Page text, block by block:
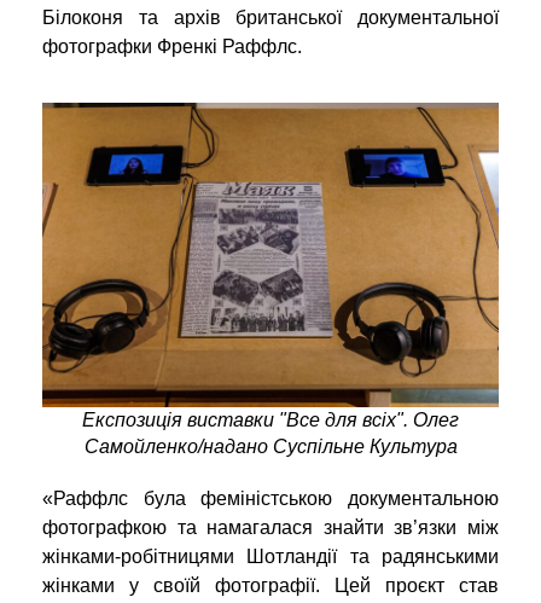
Білоконя та архів британської документальної
фотографки Френкі Раффлс.
Експозиція виставки "Все для всіх". Олег
Самойленко/надано Суспільне Культура
«Раффлс була феміністською документальною
фотографкою та намагалася знайти зв’язки між
жінками-робітницями Шотландії та радянськими
жінками у своїй фотографії. Цей проєкт став